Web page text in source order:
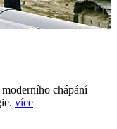
chápání
více